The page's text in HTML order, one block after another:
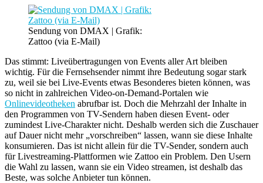
Sendung von DMAX | Grafik:
Zattoo (via E-Mail)
Das stimmt: Liveübertragungen von Events aller Art bleiben
wichtig. Für die Fernsehsender nimmt ihre Bedeutung sogar stark
zu, weil sie bei Live-Events etwas Besonderes bieten können, was
so nicht in zahlreichen Video-on-Demand-Portalen wie
Onlinevideotheken abrufbar ist. Doch die Mehrzahl der Inhalte in
den Programmen von TV-Sendern haben diesen Event- oder
zumindest Live-Charakter nicht. Deshalb werden sich die Zuschauer
auf Dauer nicht mehr „vorschreiben“ lassen, wann sie diese Inhalte
konsumieren. Das ist nicht allein für die TV-Sender, sondern auch
für Livestreaming-Plattformen wie Zattoo ein Problem. Den Usern
die Wahl zu lassen, wann sie ein Video streamen, ist deshalb das
Beste, was solche Anbieter tun können.